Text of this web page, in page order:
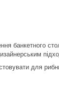
банкетного
для